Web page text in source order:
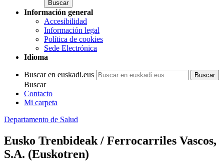
Información general
Accesibilidad
Información legal
Política de cookies
Sede Electrónica
Idioma
Buscar en euskadi.eus
Buscar
Contacto
Mi carpeta
Departamento de Salud
Eusko Trenbideak / Ferrocarriles Vascos,
S.A. (Euskotren)